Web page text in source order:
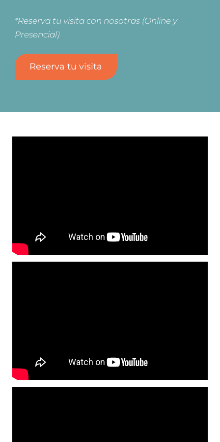
*Reserva tu visita con nosotras (Online y
Presencial)
Reserva tu visita